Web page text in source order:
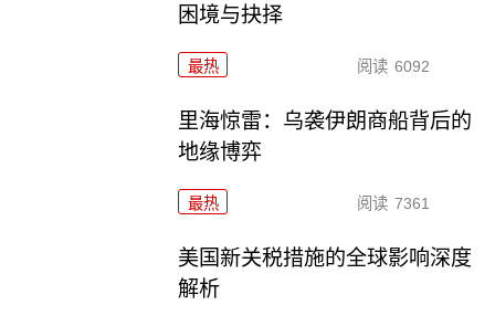
困境与抉择
最热 阅读 6092
里海惊雷：乌袭伊朗商船背后的
地缘博弈
最热 阅读 7361
美国新关税措施的全球影响深度
解析